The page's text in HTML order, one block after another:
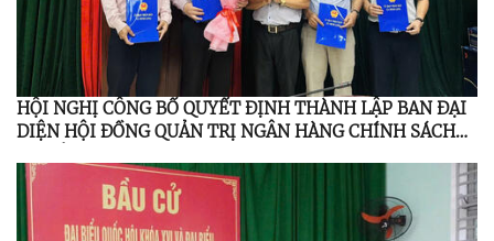
HỘI NGHỊ CÔNG BỐ QUYẾT ĐỊNH THÀNH LẬP BAN ĐẠI
DIỆN HỘI ĐỒNG QUẢN TRỊ NGÂN HÀNG CHÍNH SÁCH